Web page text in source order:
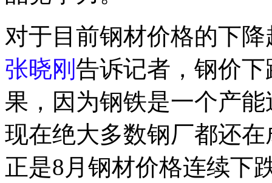
对于目前钢材价格的下
张晓刚 告诉记者，钢价
果，因为钢铁是一个产
现在绝大多数钢厂都还
正是8月钢材价格连续下